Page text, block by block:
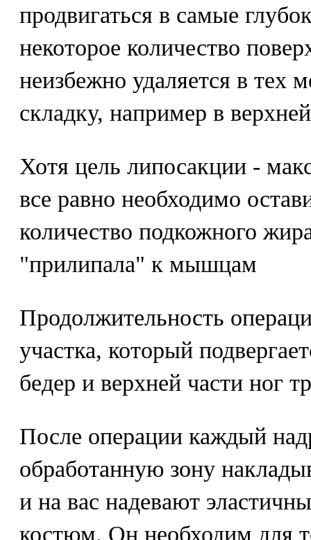
продвигаться в самые
некоторое количество
неизбежно удаляется в тех
складку, например в
Хотя цель липосакции -
все равно необходимо
количество подкожного
"прилипала" к мышцам
Продолжительность
участка, который
бедер и верхней части ног
После операции каждый
обработанную зону
и на вас надевают
костюм. Он необходим для